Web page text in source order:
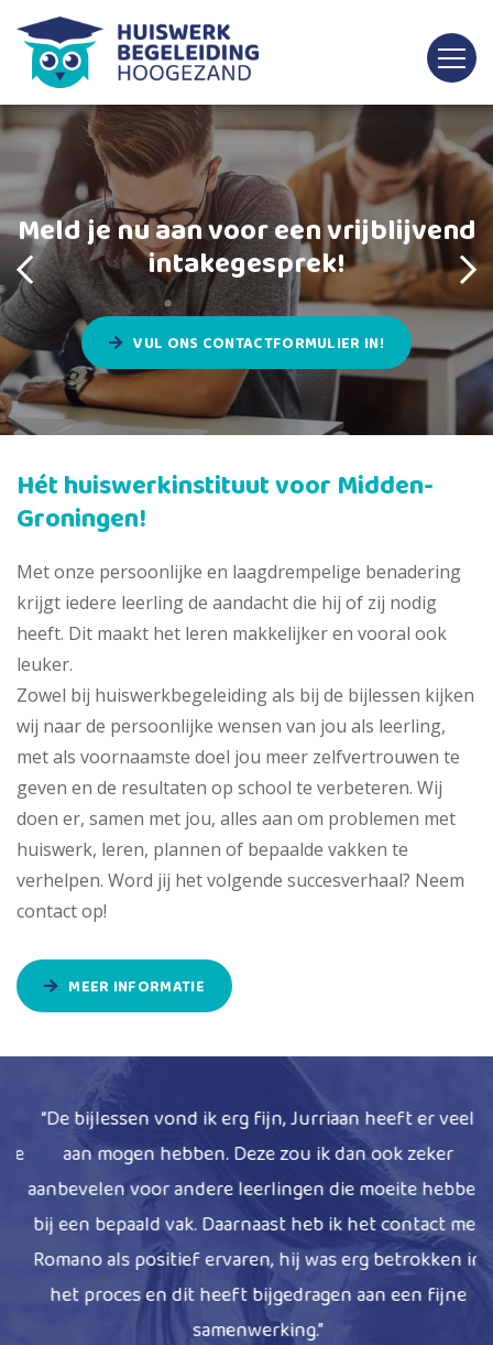
Meld je nu aan voor een vrijblijvend
intakegesprek!
VUL ONS CONTACTFORMULIER IN!
Hét huiswerkinstituut voor Midden-
Groningen!
Met onze persoonlijke en laagdrempelige benadering
krijgt iedere leerling de aandacht die hij of zij nodig
heeft. Dit maakt het leren makkelijker en vooral ook
leuker.
Zowel bij huiswerkbegeleiding als bij de bijlessen kijken
wij naar de persoonlijke wensen van jou als leerling,
met als voornaamste doel jou meer zelfvertrouwen te
geven en de resultaten op school te verbeteren. Wij
doen er, samen met jou, alles aan om problemen met
huiswerk, leren, plannen of bepaalde vakken te
verhelpen. Word jij het volgende succesverhaal? Neem
contact op!
MEER INFORMATIE
“De bijlessen vond ik erg fijn, Jurriaan heeft er veel
aan mogen hebben. Deze zou ik dan ook zeker
aanbevelen voor andere leerlingen die moeite hebben
bij een bepaald vak. Daarnaast heb ik het contact met
Romano als positief ervaren, hij was erg betrokken in
het proces en dit heeft bijgedragen aan een fijne
samenwerking.”